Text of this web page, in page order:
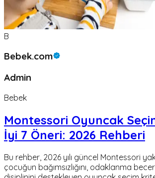
B
Bebek.com
Admin
Bebek
Montessori Oyuncak
İyi 7 Öneri: 2026 Rehberi
Bu rehber, 2026 yılı güncel Montessori
çocuğun bağımsızlığını, odaklanma